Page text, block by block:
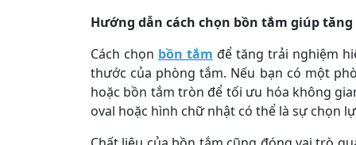
Hướng dẫn cách chọn bồn tắm giúp
Cách chọn bồn tắm để tăng trải nghiệm
thước của phòng tắm. Nếu bạn có một
hoặc bồn tắm tròn để tối ưu hóa không
oval hoặc hình chữ nhật có thể là sự chọn